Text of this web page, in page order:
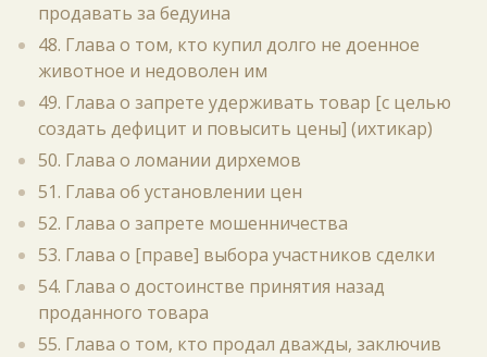
продавать за бедуина
48. Глава о том, кто купил долго не доенное
животное и недоволен им
49. Глава о запрете удерживать товар [с целью
создать дефицит и повысить цены] (ихтикар)
50. Глава о ломании дирхемов
51. Глава об установлении цен
52. Глава о запрете мошенничества
53. Глава о [праве] выбора участников сделки
54. Глава о достоинстве принятия назад
проданного товара
55. Глава о том, кто продал дважды, заключив